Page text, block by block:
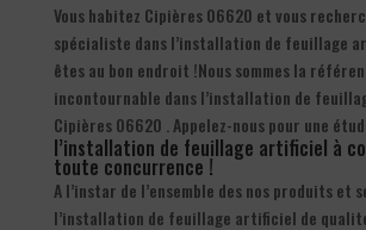
Vous habitez Cipières 06620 et vous
spécialiste dans l’installation de feuillage
êtes au bon endroit !Nous sommes la
incontournable dans l’installation de
Cipières 06620 . Appelez-nous pour une
l’installation de feuillage artificiel à
toute concurrence !
A l’instar de l’ensemble des nos produits et
l’installation de feuillage artificiel de